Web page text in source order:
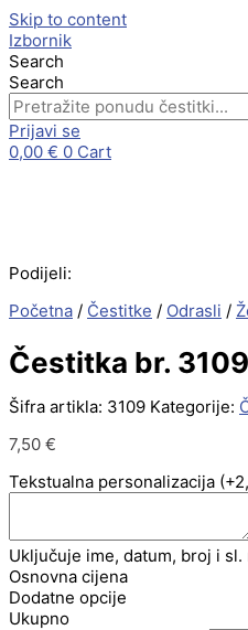
Skip to content
Izbornik
Search
Search
Prijavi se
0,00 € 0 Cart
Podijeli:
Početna / Čestitke / Odrasli /
Čestitka br. 3109
Šifra artikla: 3109 Kategorije:
7,50 €
Tekstualna personalizacija
Uključuje ime, datum, broj i
Osnovna cijena
Dodatne opcije
Ukupno